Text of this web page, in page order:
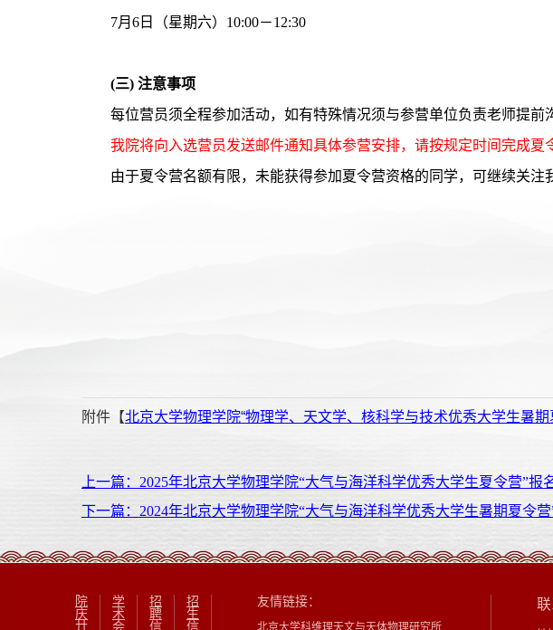
7月6日（星期六）10:00－12:30
(三) 注意事项
每位营员须全程参加活动，如有特殊情况须与参营单位负责老师提前
我院将向入选营员发送邮件通知具体参营安排，请按规定时间完成夏
由于夏令营名额有限，未能获得参加夏令营资格的同学，可继续关注
附件【北京大学物理学院“物理学、天文学、核科学与技术优秀大学生暑
上一篇：2025年北京大学物理学院“大气与海洋科学优秀大学生夏令营”报
下一篇：2024年北京大学物理学院“大气与海洋科学优秀大学生暑期夏令
院
庆
廿
学
术
会
招
聘
信
招
生
信
友情链接：
北京大学科维理天文与天体物理研究所
联